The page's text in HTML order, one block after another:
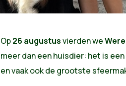
Op26 augustusvierden we
meer dan een huisdier: het is
en vaak ook de grootste